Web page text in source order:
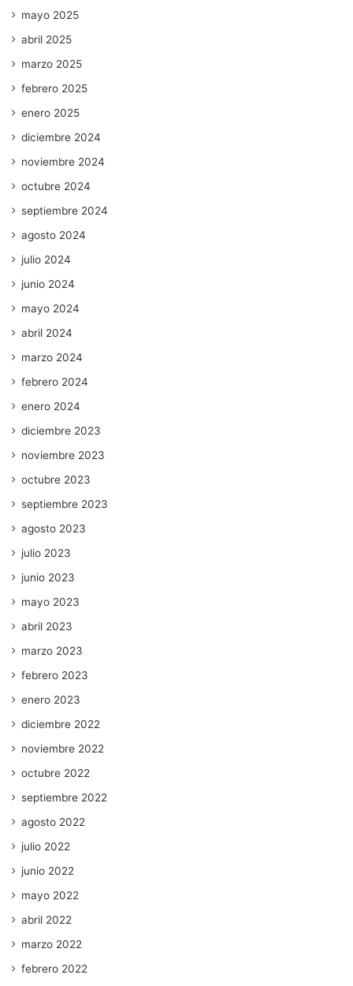
mayo 2025
abril 2025
marzo 2025
febrero 2025
enero 2025
diciembre 2024
noviembre 2024
octubre 2024
septiembre 2024
agosto 2024
julio 2024
junio 2024
mayo 2024
abril 2024
marzo 2024
febrero 2024
enero 2024
diciembre 2023
noviembre 2023
octubre 2023
septiembre 2023
agosto 2023
julio 2023
junio 2023
mayo 2023
abril 2023
marzo 2023
febrero 2023
enero 2023
diciembre 2022
noviembre 2022
octubre 2022
septiembre 2022
agosto 2022
julio 2022
junio 2022
mayo 2022
abril 2022
marzo 2022
febrero 2022